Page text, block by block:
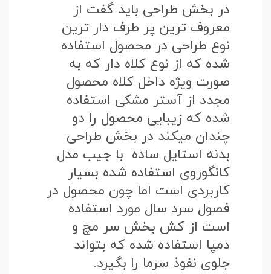
در بخش طراحی باید گفت از
معروف ترین پر طرف دار ترین
نوع طراحی در محصول استفاده
شده که از نوع کلاه دار که به
صورت ویژه داخل کلاه محصول
مجدد از آستر مشکی استفاده
شده که زیبایی محصول را دو
چندان میکند در بخش طراحی
بدنه استایل ساده با جیب مدل
کانگوروی استفاده شده بسیار
کاربردی است اما چون محصول در
فصول سرد سال مورد استفاده
است از کش بخش سر مچ و
دمپا استفاده شده که بتواند
جلوی نفوذ سرما را بگیرد.